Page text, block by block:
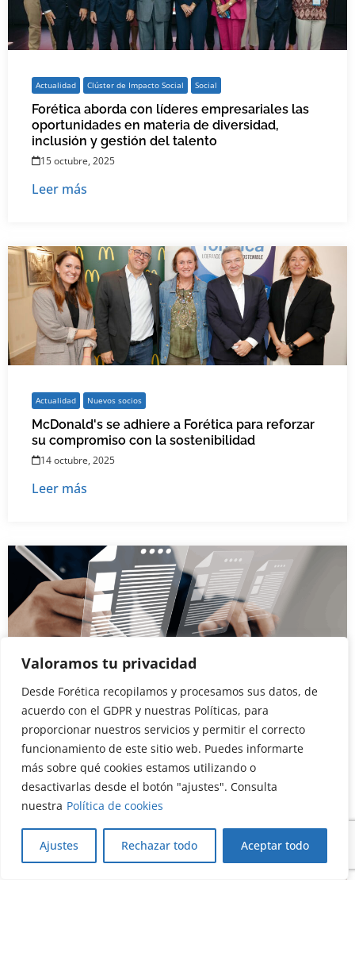
Valoramos tu privacidad
Desde Forética recopilamos y procesamos sus datos, de
acuerdo con el GDPR y nuestras Políticas, para
proporcionar nuestros servicios y permitir el correcto
funcionamiento de este sitio web. Puedes informarte
más sobre qué cookies estamos utilizando o
desactivarlas desde el botón "ajustes". Consulta
nuestra Política de cookies
Ajustes Rechazar todo Aceptar todo
Actualidad Clúster de Impacto Social Social
Forética aborda con líderes empresariales las
oportunidades en materia de diversidad,
inclusión y gestión del talento
15 octubre, 2025
Leer más
Actualidad Nuevos socios
McDonald's se adhiere a Forética para reforzar
su compromiso con la sostenibilidad
14 octubre, 2025
Leer más
Ética y buen gobierno
Alianza ISO-GHGP para unos estándares
unificados
Leer más